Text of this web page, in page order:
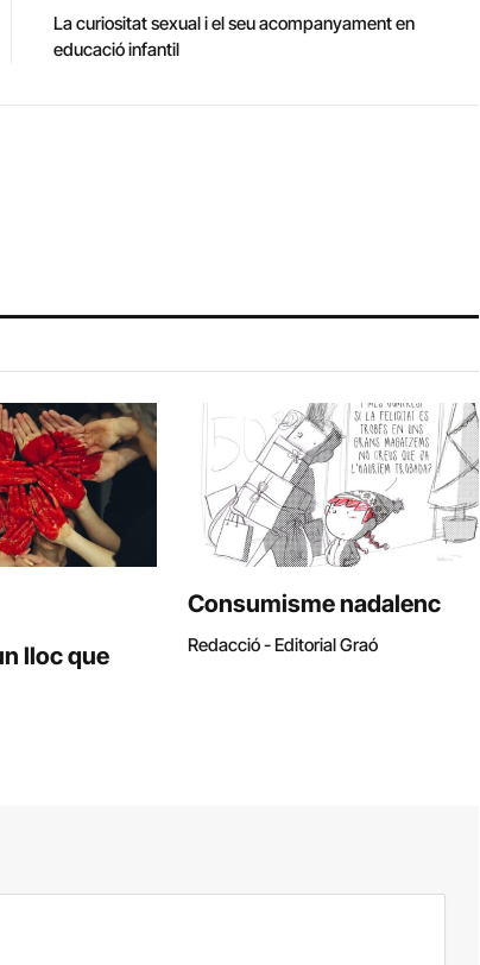
La curiositat sexual i el seu acompanyament en
educació infantil
lloc que
Consumisme nadalenc
Redacció - Editorial Graó